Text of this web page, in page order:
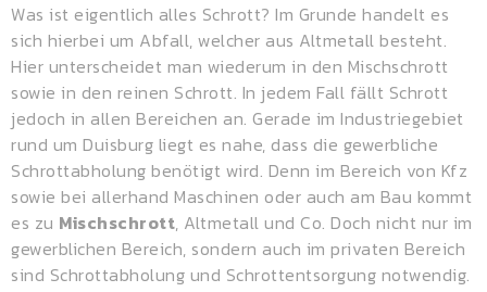
Was ist eigentlich alles Schrott? Im Grunde handelt es
sich hierbei um Abfall, welcher aus Altmetall besteht.
Hier unterscheidet man wiederum in den Mischschrott
sowie in den reinen Schrott. In jedem Fall fällt Schrott
jedoch in allen Bereichen an. Gerade im Industriegebiet
rund um Duisburg liegt es nahe, dass die gewerbliche
Schrottabholung benötigt wird. Denn im Bereich von Kfz
sowie bei allerhand Maschinen oder auch am Bau kommt
es zu Mischschrott, Altmetall und Co. Doch nicht nur im
gewerblichen Bereich, sondern auch im privaten Bereich
sind Schrottabholung und Schrottentsorgung notwendig.